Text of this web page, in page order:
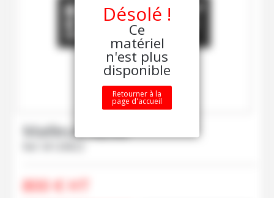
Mailleux
800€HT
Désolé !
Ce
matériel
n'est plus
disponible
Retourner à la
page d'accueil